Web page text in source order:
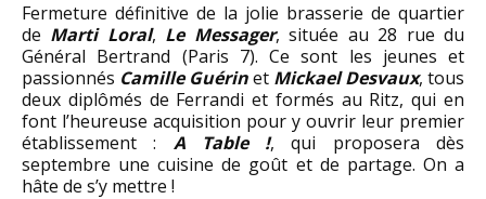
Fermeture définitive de la jolie brasserie de quartier
de Marti Loral, Le Messager, située au 28 rue du
Général Bertrand (Paris 7). Ce sont les jeunes et
passionnés Camille Guérinet Mickael Desvaux, tous
deux diplômés de Ferrandi et formés au Ritz, qui en
font l’heureuse acquisition pour y ouvrir leur premier
établissement : A Table !, qui proposera dès
septembre une cuisine de goût et de partage. On a
hâte de s’y mettre !